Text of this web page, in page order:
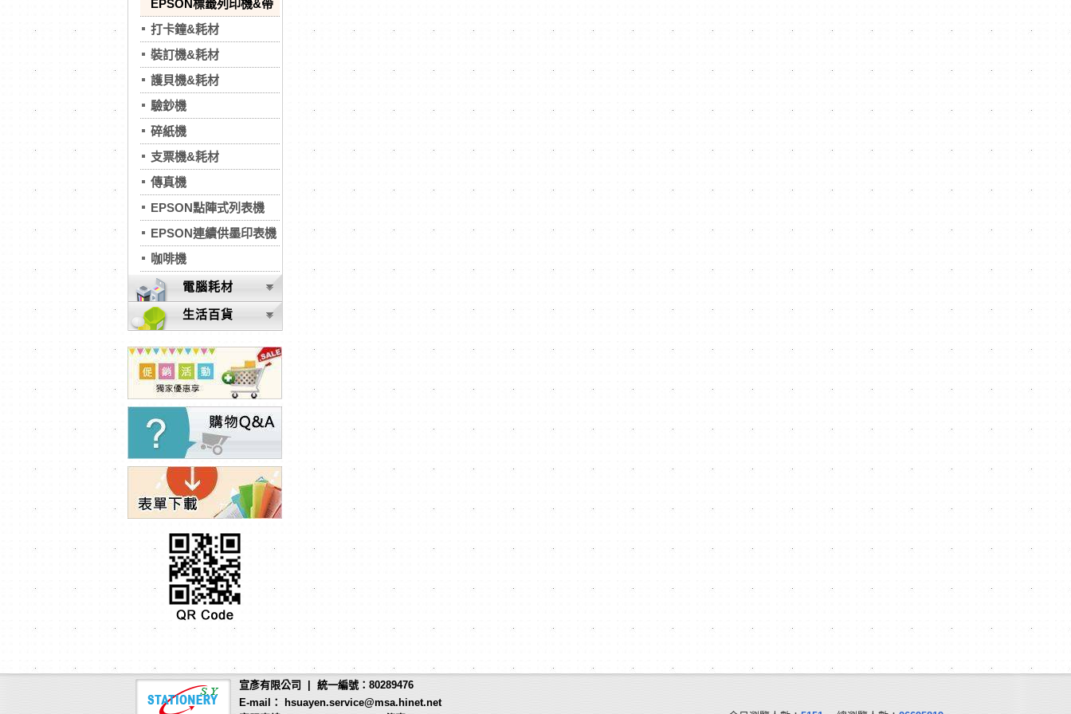
EPSON標籤列印機&帶
打卡鐘&耗材
裝訂機&耗材
護貝機&耗材
驗鈔機
碎紙機
支票機&耗材
傳真機
EPSON點陣式列表機
EPSON連續供墨印表機
咖啡機
電腦耗材
生活百貨
宣彥有限公司 | 統一編號：80289476
E-mail： hsuayen.service@msa.hinet.net